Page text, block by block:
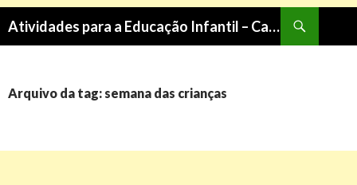
Atividades para a Educação Infantil – Cantinho do Saber
CONTEÚDO
Arquivo da tag: semana das crianças